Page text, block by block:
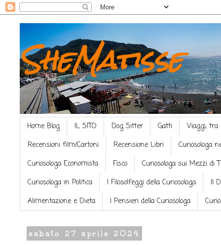
SheMatisse
Home Blog IL SITO Dog Sitter Gatti
Viaggi, tra
Recensioni film/Cartoni
Recensione Libri
Curiosologa
Curiosologa Economista
Fisco
Curiosologa sui Mezzi di
Curiosologa in Politica
I Filosolfeggi della Curiosologa
Il
Alimentazione e Dieta
I Pensieri della Curiosologa
sabato 27 aprile 2024